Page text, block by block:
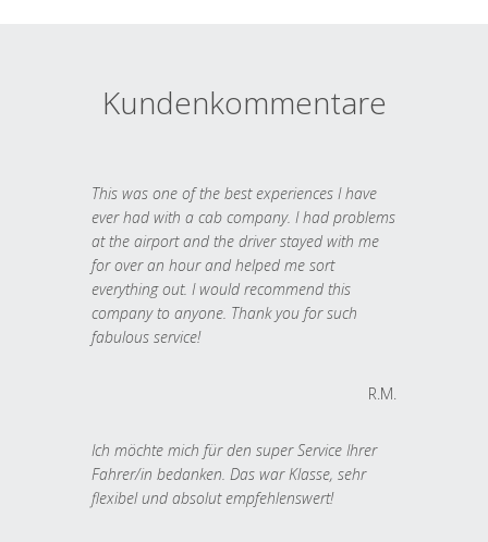
Kundenkommentare
This was one of the best experiences I have
ever had with a cab company. I had problems
at the airport and the driver stayed with me
for over an hour and helped me sort
everything out. I would recommend this
company to anyone. Thank you for such
fabulous service!
R.M.
Ich möchte mich für den super Service Ihrer
Fahrer/in bedanken. Das war Klasse, sehr
flexibel und absolut empfehlenswert!